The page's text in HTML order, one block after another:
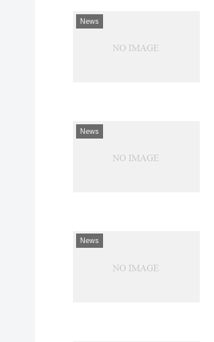
News
News
News